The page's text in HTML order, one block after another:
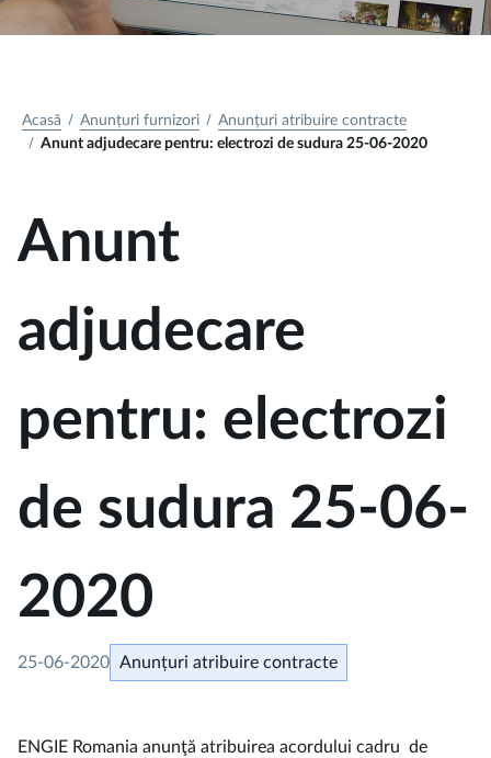
Acasă Anunțuri furnizori
Anunțuri atribuire contracte
Anunt adjudecare pentru: electrozi de sudura 25-06-2020
Anunt
adjudecare
pentru: electrozi
de sudura 25-06-
2020
25-06-2020 Anunțuri atribuire contracte
ENGIE Romania anunţă atribuirea acordului cadru de